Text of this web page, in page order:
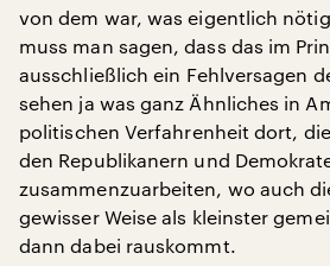
von dem war, was eigentlich
muss man sagen, dass das im
ausschließlich ein Fehlversagen
sehen ja was ganz Ähnliches in
politischen Verfahrenheit dort,
den Republikanern und
zusammenzuarbeiten, wo auch
gewisser Weise als kleinster
dann dabei rauskommt.